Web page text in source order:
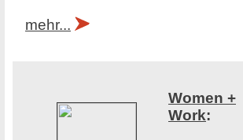
mehr...
Women +
Work: